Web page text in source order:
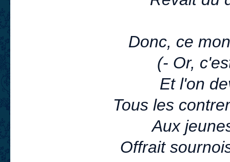
Donc, ce
(- Or,
Et l'on
Tous les
Aux
Offrait